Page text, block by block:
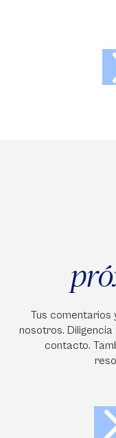
Tus comentarios
nosotros.
contacto.